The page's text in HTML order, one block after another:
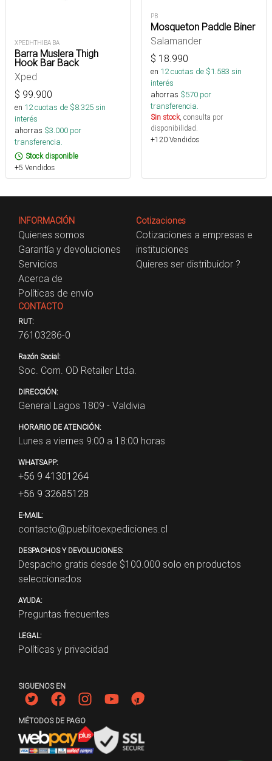
XPEDHTHIBA BA
Barra Muslera Thigh
Hook Bar Back
Xped
$ 99.900
en 12cuotas de $8.325sin
interés
ahorras $3.000 por
transferencia.
Stock disponible
+5 Vendidos
PB
Mosqueton Paddle Biner
Salamander
$ 18.990
en 12cuotas de $1.583 sin
interés
ahorras $570 por
transferencia.
Sin stock, consulta por
disponibilidad.
+120 Vendidos
INFORMACIÓN
Quienes somos
Garantía y devoluciones
Servicios
Acerca de
Políticas de envío
Cotizaciones
Cotizaciones a empresas e
instituciones
Quieres ser distribuidor ?
CONTACTO
RUT:
76103286-0
Razón Social:
Soc. Com. OD Retailer Ltda.
DIRECCIÓN:
General Lagos 1809 - Valdivia
HORARIO DE ATENCIÓN:
Lunes a viernes 9:00 a 18:00 horas
WHATSAPP:
+56 9 41301264
+56 9 32685128
E-MAIL:
contacto@pueblitoexpediciones.cl
DESPACHOS Y DEVOLUCIONES:
Despacho gratis desde $100.000 solo en productos
seleccionados
AYUDA:
Preguntas frecuentes
LEGAL:
Políticas y privacidad
SIGUENOS EN
MÉTODOS DE PAGO